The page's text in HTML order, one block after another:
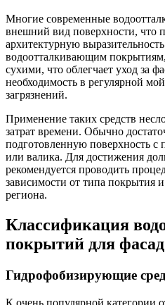
Многие современные
внешний вид поверхности, что
архитектурную
водоотталкивающим
сухими, что облегчает уход за
необходимость в регулярной
загрязнений.
Применение таких средств
затрат времени. Обычно
подготовленную поверхность
или валика. Для достижения
рекомендуется проводить
зависимости от типа покрытия
региона.
Классификация
покрытий для
Гидрофобизирующие
К очень популярной категории